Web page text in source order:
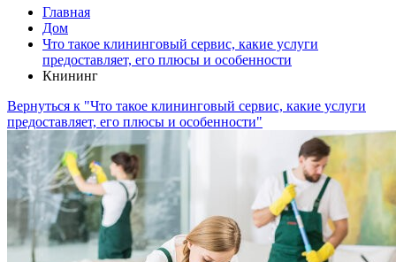
Главная
Дом
Что такое клининговый сервис, какие услуги
предоставляет, его плюсы и особенности
Кнининг
Вернуться к "Что такое клининговый сервис, какие услуги
предоставляет, его плюсы и особенности"